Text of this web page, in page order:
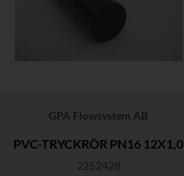
GPA Flowsystem AB
PVC-TRYCKRÖR PN16 12X1,0
2252428